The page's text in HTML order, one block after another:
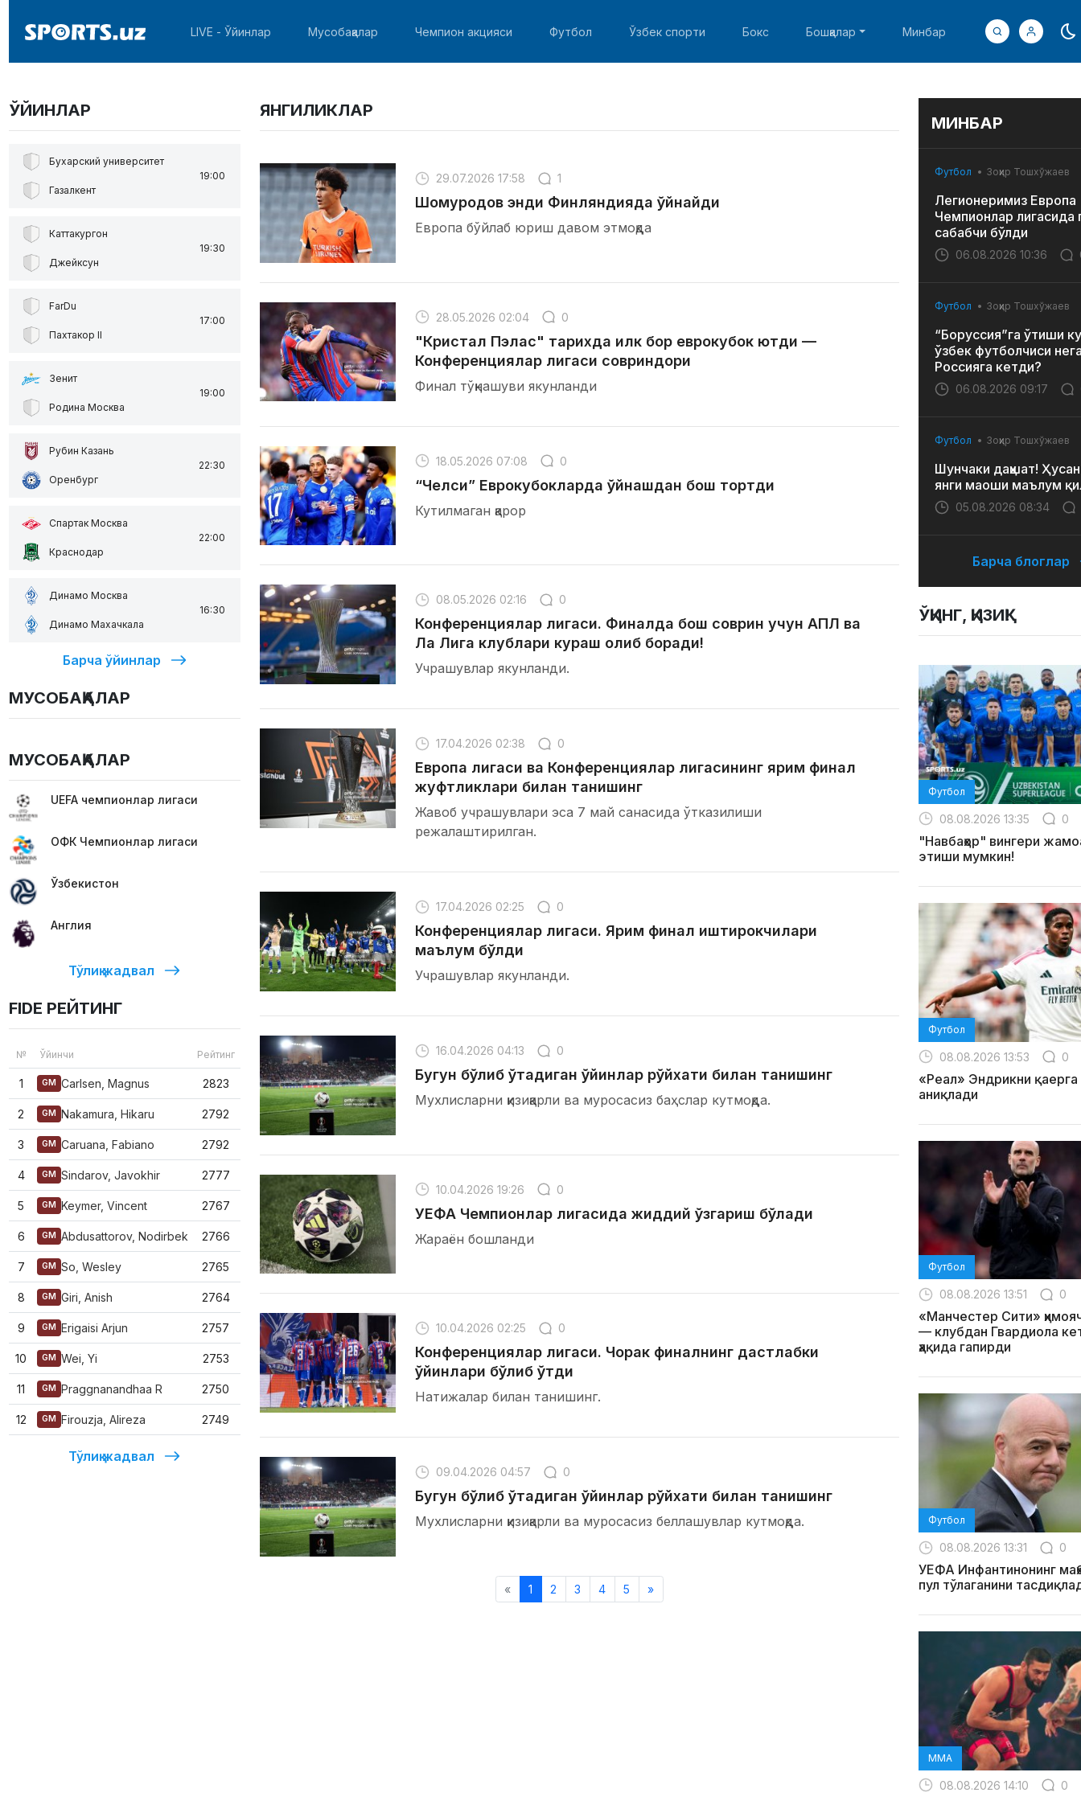
LIVE - Ўйинлар Мусобақалар Чемпион акцияси Футбол Ўзбек спорти Бокс Бошқалар Минбар
ЎЙИНЛАР
Бухарский университет
Газалкент
19:00
Каттакургон
Джейксун
19:30
FarDu
Пахтакор II
17:00
Зенит
Родина Москва
19:00
Рубин Казань
Оренбург
22:30
Спартак Москва
Краснодар
22:00
Динамо Москва
Динамо Махачкала
16:30
Барча ўйинлар
МУСОБАҚАЛАР
МУСОБАҚАЛАР
UEFA чемпионлар лигаси
ОФК Чемпионлар лигаси
Ўзбекистон
Англия
Тўлиқ жадвал
FIDE РЕЙТИНГ
№ Ўйинчи Рейтинг
1 GM Carlsen, Magnus 2823
2 GM Nakamura, Hikaru 2792
3 GM Caruana, Fabiano 2792
4 GM Sindarov, Javokhir 2777
5 GM Keymer, Vincent 2767
6 GM Abdusattorov, Nodirbek 2766
7 GM So, Wesley 2765
8 GM Giri, Anish 2764
9 GM Erigaisi Arjun 2757
10 GM Wei, Yi 2753
11 GM Praggnanandhaa R 2750
12 GM Firouzja, Alireza 2749
Тўлиқ жадвал
ЯНГИЛИКЛАР
29.07.2026 17:58 1
Шомуродов энди Финляндияда ўйнайди
Европа бўйлаб юриш давом этмоқда
28.05.2026 02:04 0
"Кристал Пэлас" тарихда илк бор еврокубок ютди —
Конференциялар лигаси совриндори
Финал тўқнашуви якунланди
18.05.2026 07:08 0
“Челси” Еврокубокларда ўйнашдан бош тортди
Кутилмаган қарор
08.05.2026 02:16 0
Конференциялар лигаси. Финалда бош соврин учун АПЛ ва
Ла Лига клублари кураш олиб боради!
Учрашувлар якунланди.
17.04.2026 02:38 0
Европа лигаси ва Конференциялар лигасининг ярим финал
жуфтликлари билан танишинг
Жавоб учрашувлари эса 7 май санасида ўтказилиши
режалаштирилган.
17.04.2026 02:25 0
Конференциялар лигаси. Ярим финал иштирокчилари
маълум бўлди
Учрашувлар якунланди.
16.04.2026 04:13 0
Бугун бўлиб ўтадиган ўйинлар рўйхати билан танишинг
Мухлисларни қизиқарли ва муросасиз баҳслар кутмоқда.
10.04.2026 19:26 0
УЕФА Чемпионлар лигасида жиддий ўзгариш бўлади
Жараён бошланди
10.04.2026 02:25 0
Конференциялар лигаси. Чорак финалнинг дастлабки
ўйинлари бўлиб ўтди
Натижалар билан танишинг.
09.04.2026 04:57 0
Бугун бўлиб ўтадиган ўйинлар рўйхати билан танишинг
Мухлисларни қизиқарли ва муросасиз беллашувлар кутмоқда.
« 1 2 3 4 5 »
МИНБАР
Футбол Зоҳир Тошхўжаев
Легионеримиз Европа
Чемпионлар лигасида
сабабчи бўлди
06.08.2026 10:36
Футбол Зоҳир Тошхўжаев
“Боруссия”га ўтиши
ўзбек футболчиси
Россияга кетди?
06.08.2026 09:17
Футбол Зоҳир Тошхўжаев
Шунчаки даҳшат!
янги маоши маълум
05.08.2026 08:34
Барча блоглар
ЎҚИНГ, ҚИЗИҚ!
Футбол
08.08.2026 13:35 0
"Навбаҳор" вингери
этиши мумкин!
Футбол
08.08.2026 13:53 0
«Реал» Эндрикни
аниқлади
Футбол
08.08.2026 13:51 0
«Манчестер Сити»
— клубдан Гвардиола
ҳақида гапирди
Футбол
08.08.2026 13:31 0
УЕФА Инфантинонинг
пул тўлаганини
MMA
08.08.2026 14:10 0